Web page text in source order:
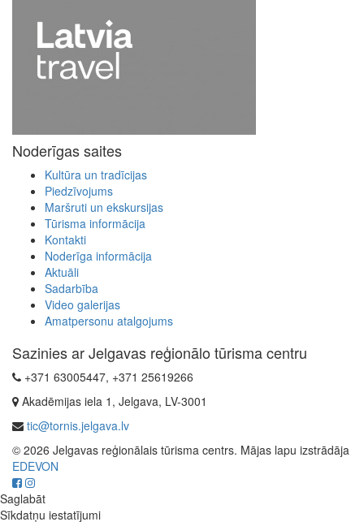
Noderīgas saites
Kultūra un tradīcijas
Piedzīvojums
Maršruti un ekskursijas
Tūrisma informācija
Kontakti
Noderīga informācija
Aktuāli
Sadarbība
Video galerijas
Amatpersonu atalgojums
Sazinies ar Jelgavas reģionālo tūrisma centru
+371 63005447, +371 25619266
Akadēmijas iela 1, Jelgava, LV-3001
tic@tornis.jelgava.lv
© 2026 Jelgavas reģionālais tūrisma centrs. Mājas lapu izstrādāja
EDEVON
Saglabāt
Sīkdatņu iestatījumi